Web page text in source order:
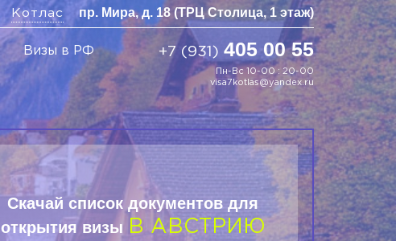
Котлас пр. Мира, д. 18 (ТРЦ Столица, 1 этаж)
Визы в РФ +7 (931) 405 00 55
Пн-Вс 10-00 : 20-00
visa7kotlas@yandex.ru
Скачай список документов для
открытия визы В АВСТРИЮ